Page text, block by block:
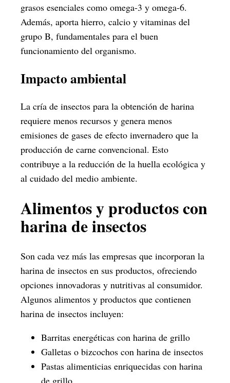
grasos esenciales como omega-3 y omega-6.
Además, aporta hierro, calcio y vitaminas del
grupo B, fundamentales para el buen
funcionamiento del organismo.
Impacto ambiental
La cría de insectos para la obtención de harina
requiere menos recursos y genera menos
emisiones de gases de efecto invernadero que la
producción de carne convencional. Esto
contribuye a la reducción de la huella ecológica y
al cuidado del medio ambiente.
Alimentos y productos con
harina de insectos
Son cada vez más las empresas que incorporan la
harina de insectos en sus productos, ofreciendo
opciones innovadoras y nutritivas al consumidor.
Algunos alimentos y productos que contienen
harina de insectos incluyen:
Barritas energéticas con harina de grillo
Galletas o bizcochos con harina de insectos
Pastas alimenticias enriquecidas con harina
de grillo